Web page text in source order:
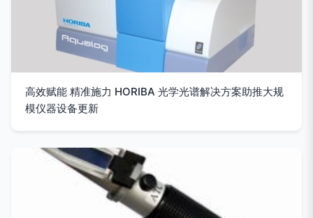
高效赋能 精准施力 HORIBA 光学光谱解决方案助推大规
模仪器设备更新